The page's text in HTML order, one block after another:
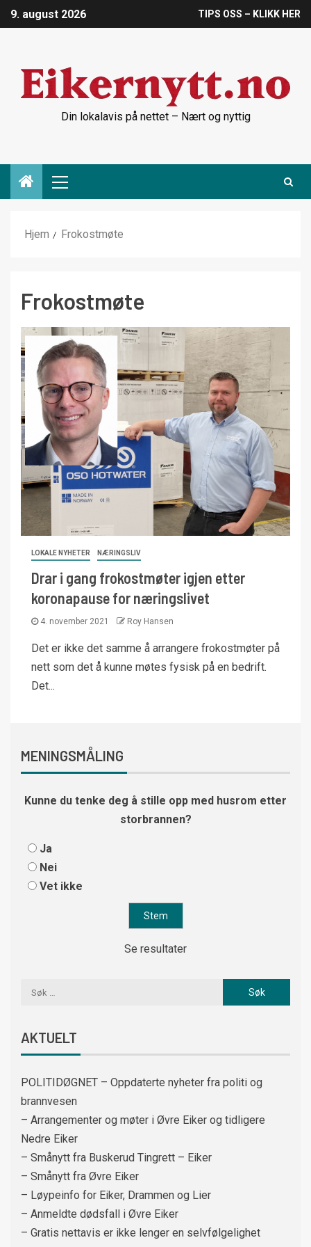
9. august 2026 TIPS OSS – KLIKK HER
Din lokalavis på nettet – Nært og nyttig
Hjem Frokostmøte
Frokostmøte
LOKALE NYHETER NÆRINGSLIV
Drar i gang frokostmøter igjen etter
koronapause for næringslivet
4. november 2021 Roy Hansen
Det er ikke det samme å arrangere frokostmøter på
nett som det å kunne møtes fysisk på en bedrift.
Det...
MENINGSMÅLING
Kunne du tenke deg å stille opp med husrom etter
storbrannen?
Ja
Nei
Vet ikke
Se resultater
AKTUELT
POLITIDØGNET – Oppdaterte nyheter fra politi og
brannvesen
– Arrangementer og møter i Øvre Eiker og tidligere
Nedre Eiker
– Smånytt fra Buskerud Tingrett – Eiker
– Smånytt fra Øvre Eiker
– Løypeinfo for Eiker, Drammen og Lier
– Anmeldte dødsfall i Øvre Eiker
– Gratis nettavis er ikke lenger en selvfølgelighet